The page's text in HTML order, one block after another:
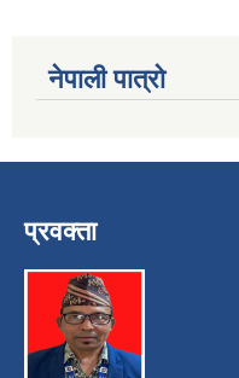
नेपाली पात्रो
प्रवक्ता